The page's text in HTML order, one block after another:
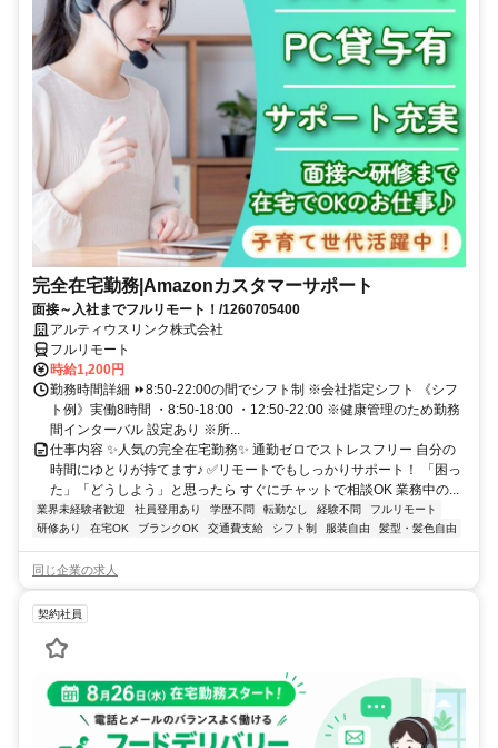
完全在宅勤務|Amazonカスタマーサポート
面接～入社までフルリモート！/1260705400
アルティウスリンク株式会社
フルリモート
時給1,200円
勤務時間詳細 ⏩8:50-22:00の間でシフト制 ※会社指定シフト 《シフ
ト例》実働8時間 ・8:50-18:00 ・12:50-22:00 ※健康管理のため勤務
間インターバル 設定あり ※所...
仕事内容 ✨人気の完全在宅勤務✨ 通勤ゼロでストレスフリー 自分の
時間にゆとりが持てます♪ ✅リモートでもしっかりサポート！ 「困っ
た」「どうしよう」と思ったら すぐにチャットで相談OK 業務中の...
業界未経験者歓迎 社員登用あり 学歴不問 転勤なし 経験不問
フルリモート
研修あり
在宅OK ブランクOK 交通費支給 シフト制 服装自由 髪型・髪色自由
同じ企業の求人
契約社員